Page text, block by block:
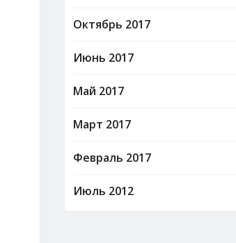
Октябрь 2017
Июнь 2017
Май 2017
Март 2017
Февраль 2017
Июль 2012